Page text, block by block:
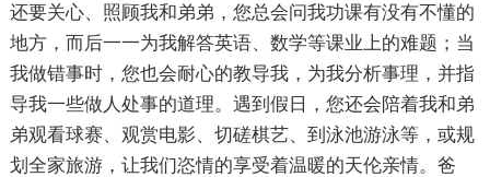
还要关心、照顾我和弟弟，您总会问我功课有没有不懂的
地方，而后一一为我解答英语、数学等课业上的难题；当
我做错事时，您也会耐心的教导我，为我分析事理，并指
导我一些做人处事的道理。遇到假日，您还会陪着我和弟
弟观看球赛、观赏电影、切磋棋艺、到泳池游泳等，或规
划全家旅游，让我们恣情的享受着温暖的天伦亲情。爸